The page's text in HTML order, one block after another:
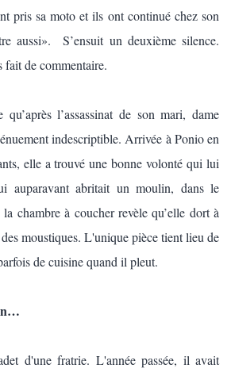
pris sa moto et ils ont continué chez son
aussi». S’ensuit un deuxième silence.
fait de commentaire.
l’assassinat de son mari, dame
indescriptible. Arrivée à Ponio en
elle a trouvé une bonne volonté qui lui
auparavant abritait un moulin, dans le
chambre à coucher revèle qu’elle dort à
moustiques. L'unique pièce tient lieu de
de cuisine quand il pleut.
d'une fratrie. L'année passée, il avait